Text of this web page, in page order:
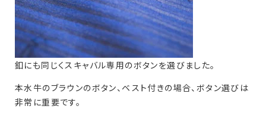
釦にも同じくスキャバル専用のボタンを選びました。
本水牛のブラウンのボタン、ベスト付きの場合、ボタン選びは
非常に重要です。